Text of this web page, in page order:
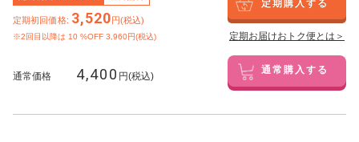
定期初回価格: 3,520円(税込)
※2回目以降は 10 %OFF 3,960円(税込)
定期購入する
定期お届けおトク便とは＞
通常価格 4,400 円(税込) 通常購入する